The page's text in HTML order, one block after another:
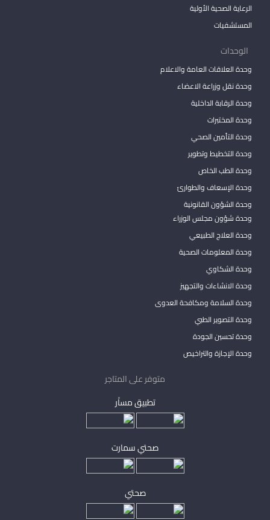
الرعاية الصحية الأولية
المستشفيات
الوحدات
وحدة العلاقات العامة والاعلام
وحدة نقل وزراعة الاعضاء
وحدة الرقابة الداخلية
وحدة المختبرات
وحدة التأمين الصحي
وحدة التخطيط وتطوير
وحدة الطب الخاص
وحدة الإسعاف والطوارئ
وحدة الشؤون القانونية
وحدة شؤون مجلس الوزراء
وحدة العلاج الطبيعي
وحدة المعلومات الصحية
وحدة الشكاوي
وحدة الانشاءات والتجهيز
وحدة السلامة ومكافحة العدوى
وحدة التصوير الطبي
وحدة تحسين الجودة
وحدة الإجازة والتراخيص
متوفر على المتاجر
تطبيق مساْر
صحتي سمارت
صحتي